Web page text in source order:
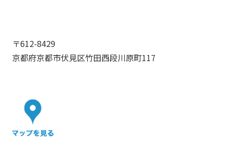
〒612-8429
京都府京都市伏見区竹田西段川原町117